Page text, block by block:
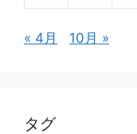
« 4月 10月 »
タグ